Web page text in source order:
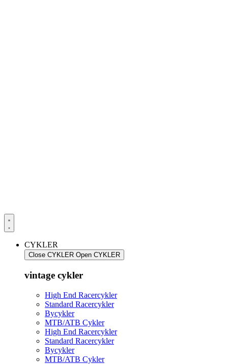
CYKLER
Close CYKLER Open CYKLER
vintage cykler
High End Racercykler
Standard Racercykler
Bycykler
MTB/ATB Cykler
High End Racercykler
Standard Racercykler
Bycykler
MTB/ATB Cykler